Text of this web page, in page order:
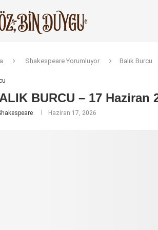
Shakespeare Yorumluyor Balık Burcu
BURCU – 17 Haziran
Haziran 17, 2026